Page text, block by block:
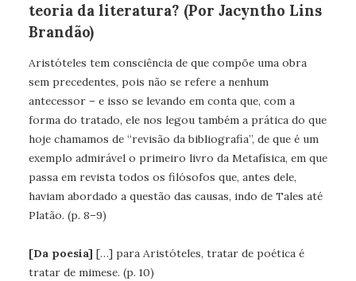
teoria da literatura? (Por Jacyntho Lins
Brandão)
Aristóteles tem consciência de que compõe uma obra
sem precedentes, pois não se refere a nenhum
antecessor – e isso se levando em conta que, com a
forma do tratado, ele nos legou também a prática do que
hoje chamamos de “revisão da bibliografia”, de que é um
exemplo admirável o primeiro livro da Metafísica, em que
passa em revista todos os filósofos que, antes dele,
haviam abordado a questão das causas, indo de Tales até
Platão. (p. 8–9)
[Da poesia] […] para Aristóteles, tratar de poética é
tratar de mimese. (p. 10)